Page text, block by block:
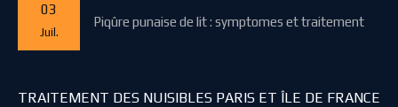
03
Juil.
Piqûre punaise de lit : symptomes et traitement
TRAITEMENT DES NUISIBLES PARIS ET ÎLE DE FRANCE